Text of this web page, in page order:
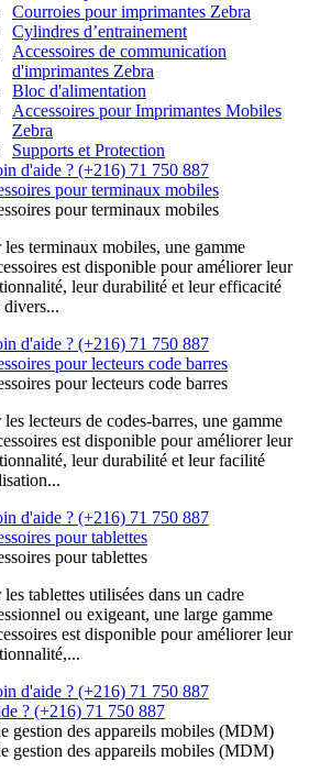
Courroies pour imprimantes Zebra
Cylindres d’entrainement
Accessoires de communication
d'imprimantes Zebra
Bloc d'alimentation
Accessoires pour Imprimantes Mobiles
Zebra
Supports et Protection
d'aide ? (+216) 71 750 887
pour terminaux mobiles
pour terminaux mobiles
les terminaux mobiles, une gamme
est disponible pour améliorer leur
leur durabilité et leur efficacité
divers...
d'aide ? (+216) 71 750 887
pour lecteurs code barres
pour lecteurs code barres
les lecteurs de codes-barres, une gamme
est disponible pour améliorer leur
leur durabilité et leur facilité
d'aide ? (+216) 71 750 887
pour tablettes
pour tablettes
les tablettes utilisées dans un cadre
ou exigeant, une large gamme
est disponible pour améliorer leur
d'aide ? (+216) 71 750 887
? (+216) 71 750 887
gestion des appareils mobiles (MDM)
gestion des appareils mobiles (MDM)